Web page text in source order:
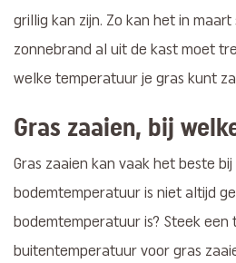
grillig kan zijn. Zo kan het in
zonnebrand al uit de kast moet
welke temperatuur je gras kunt
Gras zaaien, bij
Gras zaaien kan vaak het beste
bodemtemperatuur is niet altijd
bodemtemperatuur is? Steek een
buitentemperatuur voor gras